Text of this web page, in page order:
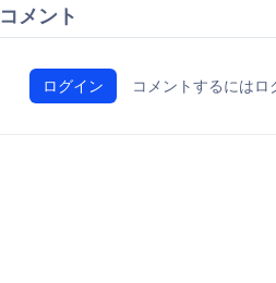
コメント
ログイン コメントするにはロ